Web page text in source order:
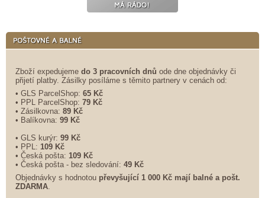
Zboží expedujeme do 3 pracovních dnů ode dne objednávky či
přijetí platby. Zásilky posíláme s těmito partnery v cenách od:
• GLS ParcelShop: 65 Kč
• PPL ParcelShop: 79 Kč
• Zásilkovna: 89 Kč
• Balíkovna: 99 Kč
• GLS kurýr: 99 Kč
• PPL: 109 Kč
• Česká pošta: 109 Kč
• Česká pošta - bez sledování: 49 Kč
Objednávky s hodnotou převyšující 1 000 Kč mají balné a pošt.
ZDARMA